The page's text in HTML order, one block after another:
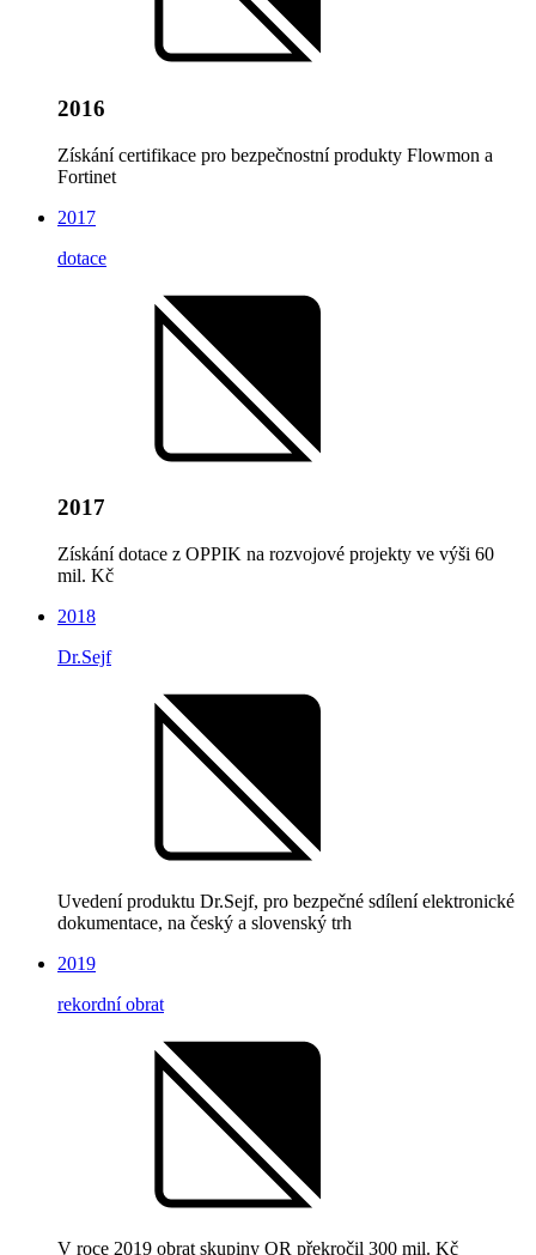
2016
Získání certifikace pro bezpečnostní produkty Flowmon a
Fortinet
2017
dotace
2017
Získání dotace z OPPIK na rozvojové projekty ve výši 60
mil. Kč
2018
Dr.Sejf
Uvedení produktu Dr.Sejf, pro bezpečné sdílení elektronické
dokumentace, na český a slovenský trh
2019
rekordní obrat
V roce 2019 obrat skupiny OR překročil 300 mil. Kč